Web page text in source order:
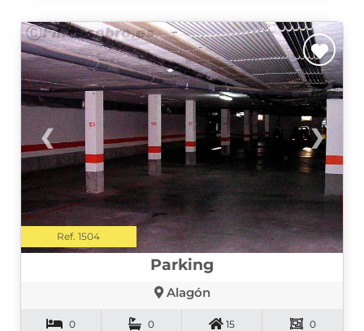
❮ ❯
Ref. 1504
Parking
Alagón
0 0 15 0